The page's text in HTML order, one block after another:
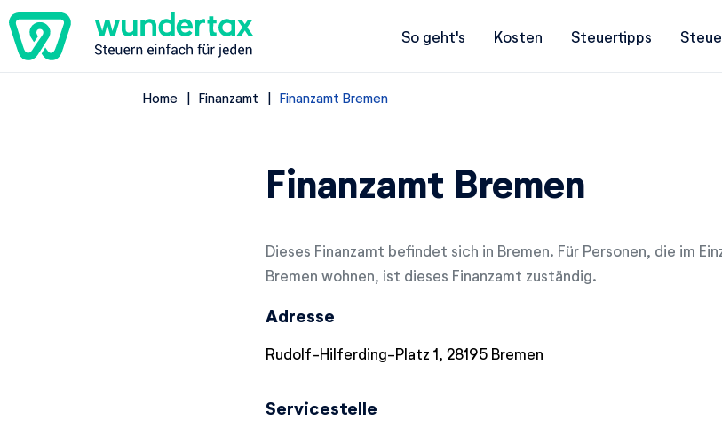
So geht's Kosten Steuertipps
Home Finanzamt Finanzamt Bremen
Finanzamt Bremen
Dieses Finanzamt befindet sich in Bremen. Für Personen, die im
Bremen wohnen, ist dieses Finanzamt zuständig.
Adresse
Rudolf-Hilferding-Platz 1, 28195 Bremen
Servicestelle